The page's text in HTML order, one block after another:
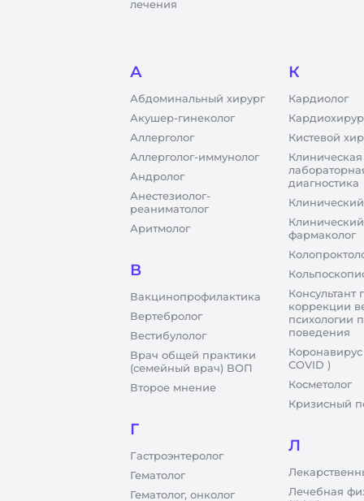
лечения
А
Абдоминальный хирург
Акушер-гинеколог
Аллерголог
Аллерголог-иммунолог
Андролог
Анестезиолог-
реаниматолог
Аритмолог
В
Вакцинопрофилактика
Вертебролог
Вестибулолог
Врач общей практики
(семейный врач) ВОП
Второе мнение
Г
Гастроэнтеролог
Гематолог
Гематолог, онколог
К
Кардиолог
Кистевой
Клиническая
диагностика
Клинический
фармаколог
Консультант
коррекции
психологии
поведения
COVID )
Косметолог
Кризисный
Л
Лечебная